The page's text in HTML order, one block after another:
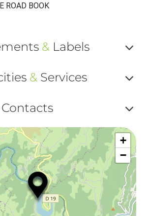
ROAD BOOK
& Labels
ou
& Services
ou
Contacts
ou
+
−